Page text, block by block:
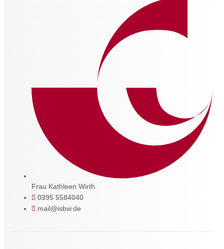
Frau Kathleen Wirth
0395 5584040
mail@isbw.de